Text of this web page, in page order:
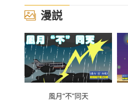
漫説
風月“不”同天